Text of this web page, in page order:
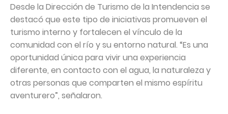
Desde la Dirección de Turismo de la Intendencia se
destacó que este tipo de iniciativas promueven el
turismo interno y fortalecen el vínculo de la
comunidad con el río y su entorno natural. “Es una
oportunidad única para vivir una experiencia
diferente, en contacto con el agua, la naturaleza y
otras personas que comparten el mismo espíritu
aventurero”, señalaron.